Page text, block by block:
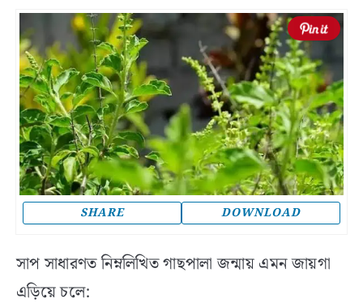
SHARE DOWNLOAD
সাপ সাধারণত নিম্নলিখিত গাছপালা জন্মায় এমন জায়গা
এড়িয়ে চলে: